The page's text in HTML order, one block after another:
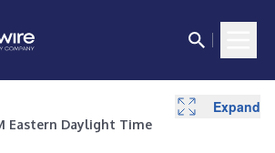
Eastern Daylight Time
Expand